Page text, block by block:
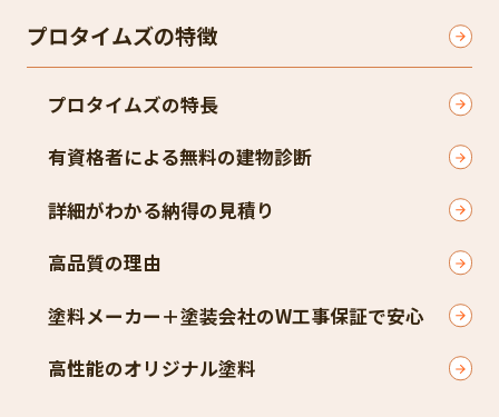
プロタイムズの特徴
プロタイムズの特長
有資格者による無料の建物診断
詳細がわかる納得の見積り
高品質の理由
塗料メーカー＋塗装会社のW工事保証で安心
高性能のオリジナル塗料